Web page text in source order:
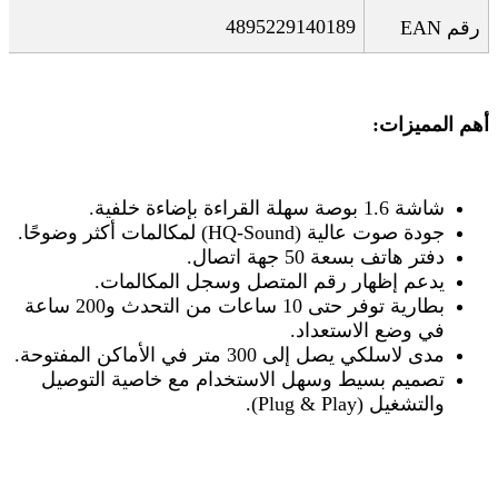
رقم EAN
4895229140189
أهم المميزات:
شاشة 1.6 بوصة سهلة القراءة بإضاءة خلفية
.
جودة صوت عالية (HQ-Sound) لمكالمات أكثر وضوحًا.
دفتر هاتف بسعة 50 جهة اتصال
.
يدعم إظهار رقم المتصل وسجل المكالمات.
بطارية توفر حتى 10 ساعات من التحدث و200 ساعة
في وضع الاستعداد.
مدى لاسلكي يصل إلى 300 متر في الأماكن المفتوحة
.
تصميم بسيط وسهل الاستخدام مع خاصية التوصيل
والتشغيل (Plug & Play).